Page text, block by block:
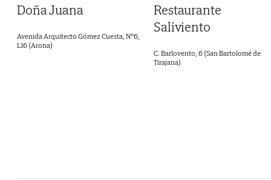
Doña Juana
Avenida Arquitecto Gómez Cuesta, Nº6,
L16 (Arona)
Restaurante
Saliviento
C. Barlovento, 6 (San Bartolomé de
Tirajana)